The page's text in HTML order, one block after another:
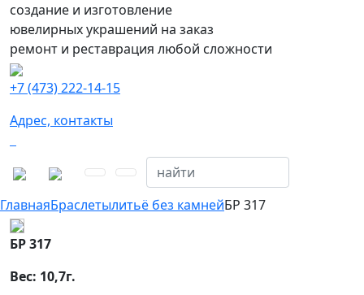
создание и изготовление
ювелирных украшений на заказ
ремонт и реставрация любой сложности
+7 (473) 222-14-15
Адрес, контакты
ГлавнаяБраслетылитьё без камнейБР 317
БР 317
Вес: 10,7г.